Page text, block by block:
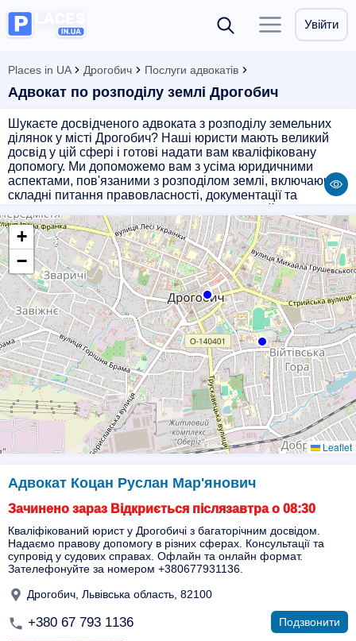
Увійти
Places in UA Дрогобич Послуги адвокатів
Адвокат по розподілу землі Дрогобич
Шукаєте досвідченого адвоката з розподілу земельних
ділянок у місті Дрогобич? Наші юристи мають великий
досвід у цій сфері і готові надати вам кваліфіковану
допомогу. Ми допоможемо вам з усіма юридичними
аспектами, пов'язаними з розподілом землі, включаючи
складні питання правовласності, документації та
за професійною підтримкою і впевнено крокуйте у
вирішенні вашого земельного питання.
+
−
Leaflet
Адвокат Коцан Руслан Мар'янович
Зачинено зараз Відкриється післязавтра о 08:30
Кваліфікований юрист у Дрогобичі з багаторічним досвідом.
Надаємо правову допомогу в різних сферах. Консультації та
супровід у судових справах. Офлайн та онлайн формат.
Зателефонуйте за номером +380677931136.
Дрогобич, Львівська область, 82100
+380 67 793 1136 Подзвонити